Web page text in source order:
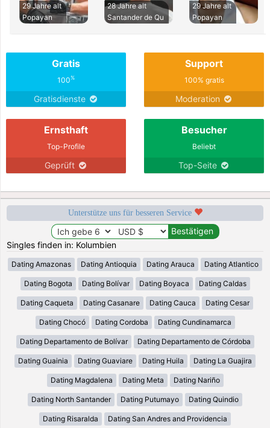
29 Jahre alt
Popayan
28 Jahre alt
Santander de Qu
29 Jahre alt
Popayan
Gratis
100%
Gratisdienste
Support
100% gratis
Moderation
Ernsthaft
Top-Profile
Geprüft
Besucher
Beliebt
Top-Seite
Unterstütze uns für besseren Service
Singles finden in: Kolumbien
Dating Amazonas Dating Antioquia Dating Arauca Dating Atlantico
Dating Bogota Dating Bolívar Dating Boyaca Dating Caldas
Dating Caqueta Dating Casanare Dating Cauca Dating Cesar
Dating Chocó Dating Cordoba Dating Cundinamarca
Dating Departamento de Bolívar Dating Departamento de Córdoba
Dating Guainia Dating Guaviare Dating Huila Dating La Guajira
Dating Magdalena Dating Meta Dating Nariño
Dating North Santander Dating Putumayo Dating Quindio
Dating Risaralda Dating San Andres and Providencia